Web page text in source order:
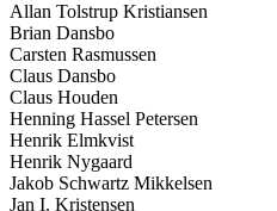
Allan Tolstrup Kristiansen
Brian Dansbo
Carsten Rasmussen
Claus Dansbo
Claus Houden
Henning Hassel Petersen
Henrik Elmkvist
Henrik Nygaard
Jakob Schwartz Mikkelsen
Jan I. Kristensen